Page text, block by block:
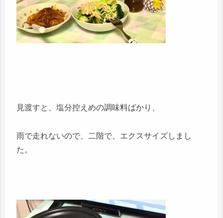
見渡すと、塩分控えめの調味料ばかり、
雨で走れないので、二階で、エクスサイズしまし
た。